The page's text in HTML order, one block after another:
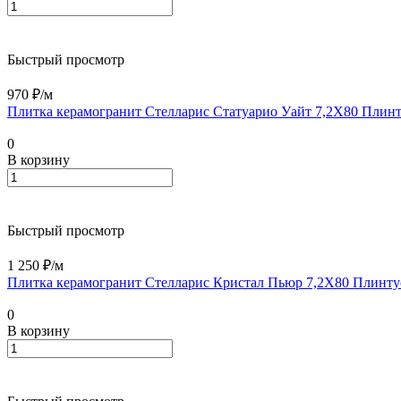
Быстрый просмотр
970 ₽/м
Плитка керамогранит Стелларис Статуарио Уайт 7,2X80
0
В корзину
Быстрый просмотр
1 250 ₽/м
Плитка керамогранит Стелларис Кристал Пьюр 7,2X80
0
В корзину